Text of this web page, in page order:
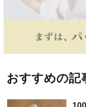
おすすめの記